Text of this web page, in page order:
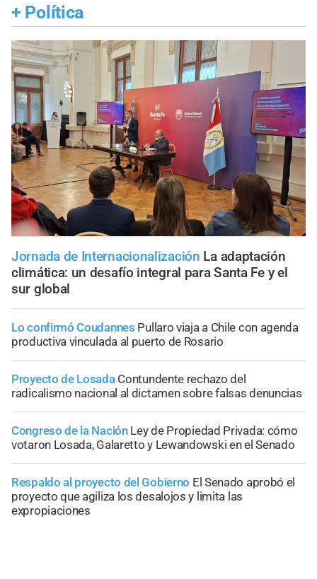
+ Política
Jornada de Internacionalización La adaptación
climática: un desafío integral para Santa Fe y el
sur global
Lo confirmó Coudannes Pullaro viaja a Chile con agenda
productiva vinculada al puerto de Rosario
Proyecto de Losada Contundente rechazo del
radicalismo nacional al dictamen sobre falsas denuncias
Congreso de la Nación Ley de Propiedad Privada: cómo
votaron Losada, Galaretto y Lewandowski en el Senado
Respaldo al proyecto del Gobierno El Senado aprobó el
proyecto que agiliza los desalojos y limita las
expropiaciones